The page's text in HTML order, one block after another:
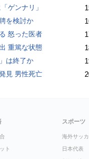
ゲンナリ」
を検討か
怒った医者
重篤な状態
は終了か
見 男性死亡
ト
スポーツ
海外サッ
日本代表